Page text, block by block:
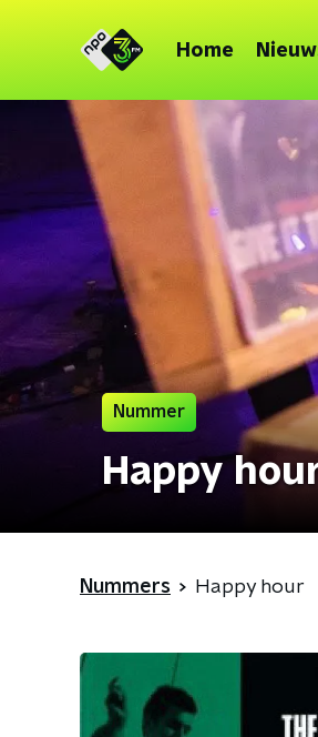
Home
Nummer
Happy
Nummers Happy hour